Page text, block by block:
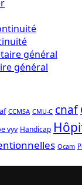
général
CCMSA CMU-C cnaf
vyv Handicap
Ocam